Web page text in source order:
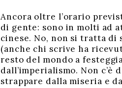
Ancora oltre l’orario
di gente: sono in molti ad
cinese. No, non si tratta di
(anche chi scrive ha
resto del mondo a
dall’imperialismo. Non
strappare dalla miseria e